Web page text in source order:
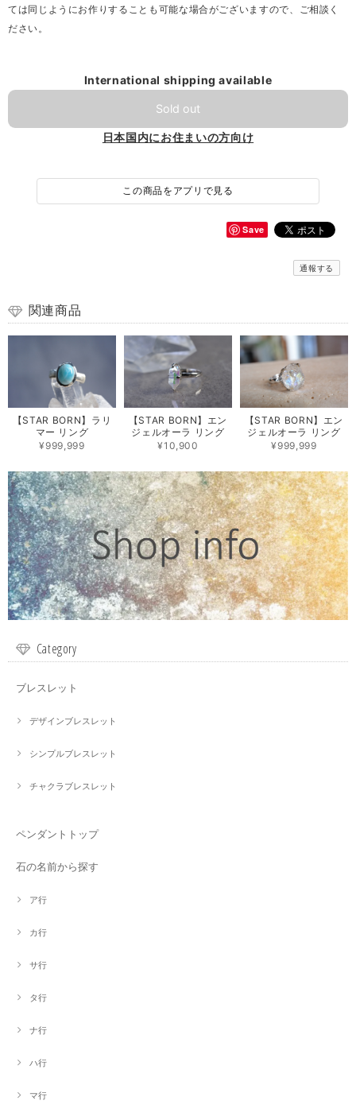
ては同じようにお作りすることも可能な場合がございますので、ご相談く
ださい。
International shipping available
Sold out
日本国内にお住まいの方向け
この商品をアプリで見る
Save
通報する
関連商品
【STAR BORN】ラリ
マー リング
¥999,999
【STAR BORN】エン
ジェルオーラ リング
¥10,900
【STAR BORN】エン
ジェルオーラ リング
¥999,999
Category
ブレスレット
デザインブレスレット
シンプルブレスレット
チャクラブレスレット
ペンダントトップ
石の名前から探す
ア行
カ行
サ行
タ行
ナ行
ハ行
マ行